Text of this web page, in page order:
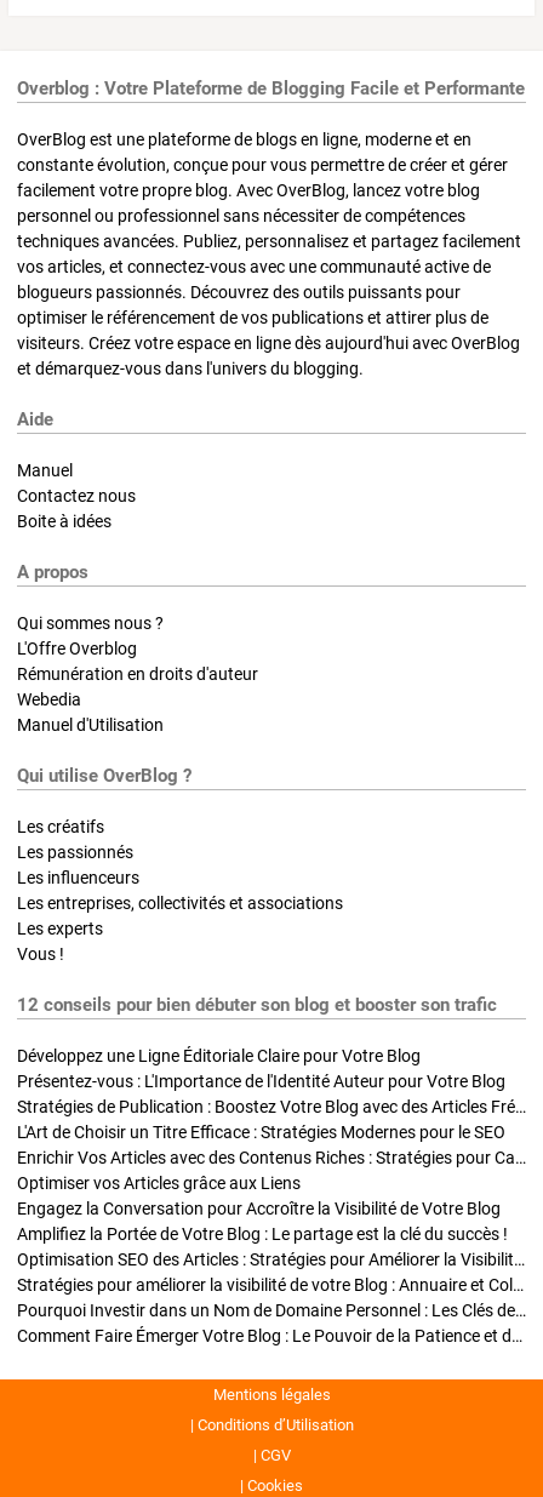
Overblog : Votre Plateforme de Blogging Facile et Performante
OverBlog est une plateforme de blogs en ligne, moderne et en
constante évolution, conçue pour vous permettre de créer et gérer
facilement votre propre blog. Avec OverBlog, lancez votre blog
personnel ou professionnel sans nécessiter de compétences
techniques avancées. Publiez, personnalisez et partagez facilement
vos articles, et connectez-vous avec une communauté active de
blogueurs passionnés. Découvrez des outils puissants pour
optimiser le référencement de vos publications et attirer plus de
visiteurs. Créez votre espace en ligne dès aujourd'hui avec OverBlog
et démarquez-vous dans l'univers du blogging.
Aide
Manuel
Contactez nous
Boite à idées
A propos
Qui sommes nous ?
L'Offre Overblog
Rémunération en droits d'auteur
Webedia
Manuel d'Utilisation
Qui utilise OverBlog ?
Les créatifs
Les passionnés
Les influenceurs
Les entreprises, collectivités et associations
Les experts
Vous !
12 conseils pour bien débuter son blog et booster son trafic
Développez une Ligne Éditoriale Claire pour Votre Blog
Présentez-vous : L'Importance de l'Identité Auteur pour Votre Blog
Stratégies de Publication : Boostez Votre Blog avec des Articles Fréquents et Exclusifs
L'Art de Choisir un Titre Efficace : Stratégies Modernes pour le SEO
Enrichir Vos Articles avec des Contenus Riches : Stratégies pour Captiver et Optimiser
Optimiser vos Articles grâce aux Liens
Engagez la Conversation pour Accroître la Visibilité de Votre Blog
Amplifiez la Portée de Votre Blog : Le partage est la clé du succès !
Optimisation SEO des Articles : Stratégies pour Améliorer la Visibilité de Votre Blog
Stratégies pour améliorer la visibilité de votre Blog : Annuaire et Collaborations
Pourquoi Investir dans un Nom de Domaine Personnel : Les Clés de la Réussite de Votre Blog
Comment Faire Émerger Votre Blog : Le Pouvoir de la Patience et de la Persévérance
Mentions légales
Conditions d’Utilisation
CGV
Cookies